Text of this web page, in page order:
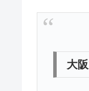
大